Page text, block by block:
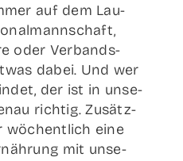
auf dem Lau­
oder Ver­bands­
dabei. Und wer
der ist in unse­
rich­tig. Zusätz­
wöchent­lich eine
mit unse­